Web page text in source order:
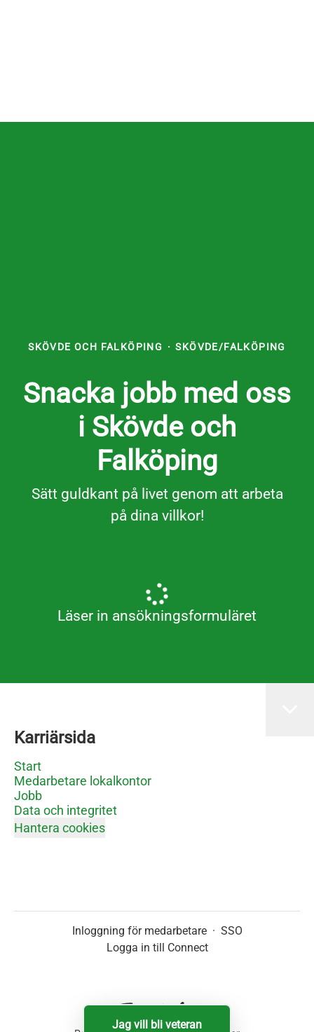
Jag vill bli veteran
SKÖVDE OCH FALKÖPING · SKÖVDE/FALKÖPING
Snacka jobb med oss
i Skövde och
Falköping
Sätt guldkant på livet genom att arbeta
på dina villkor!
Läser in ansökningsformuläret
Karriärsida
Start
Medarbetare lokalkontor
Jobb
Data och integritet
Hantera cookies
Inloggning för medarbetare · SSO
Logga in till Connect